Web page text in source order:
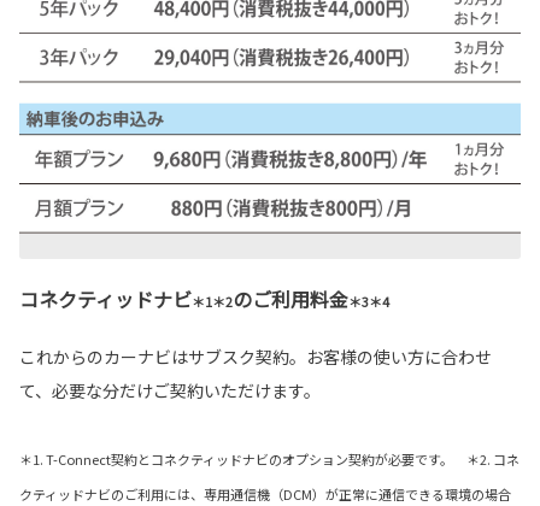
コネクティッドナビ＊1＊2のご利用料金＊3＊4
これからのカーナビはサブスク契約。お客様の使い方に合わせ
て、必要な分だけご契約いただけます。
＊1. T-Connect契約とコネクティッドナビのオプション契約が必要です。 ＊2. コネ
クティッドナビのご利用には、専用通信機（DCM）が正常に通信できる環境の場合